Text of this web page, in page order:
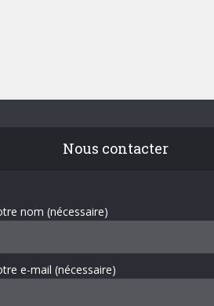
Nous contacter
nom (nécessaire)
e-mail (nécessaire)